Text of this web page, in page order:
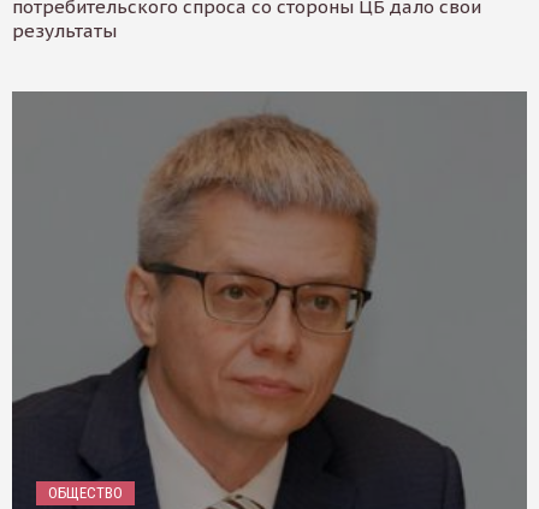
потребительского спроса со стороны ЦБ дало свои
результаты
ОБЩЕСТВО